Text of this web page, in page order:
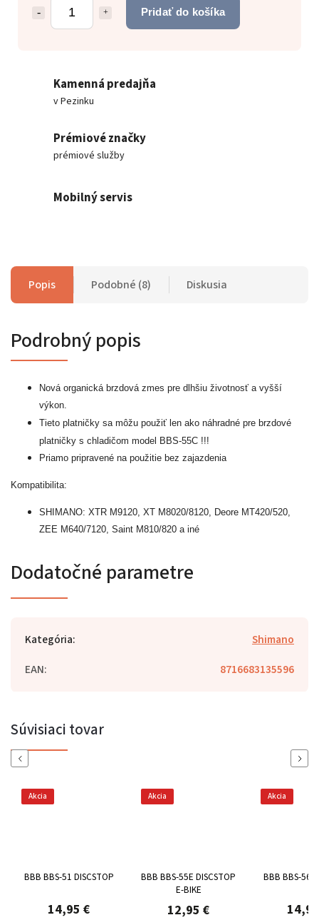
Pridať do košíka
Kamenná predajňa
v Pezinku
Prémiové značky
prémiové služby
Mobilný servis
Popis Podobné (8) Diskusia
Podrobný popis
Nová organická brzdová zmes pre dlhšiu životnosť a vyšší
výkon.
Tieto platničky sa môžu použiť len ako náhradné pre brzdové
platničky s chladičom model BBS-55C !!!
Priamo pripravené na použitie bez zajazdenia
Kompatibilita:
SHIMANO: XTR M9120, XT M8020/8120, Deore MT420/520,
ZEE M640/7120, Saint M810/820 a iné
Dodatočné parametre
Kategória:
Shimano
EAN: 8716683135596
Súvisiaci tovar
Previous
Akcia
BBB BBS-51 DISCSTOP
14,95 €
Akcia
BBB BBS-55E DISCSTOP
E-BIKE
12,95 €
Akcia
BBB BBS-56
Next